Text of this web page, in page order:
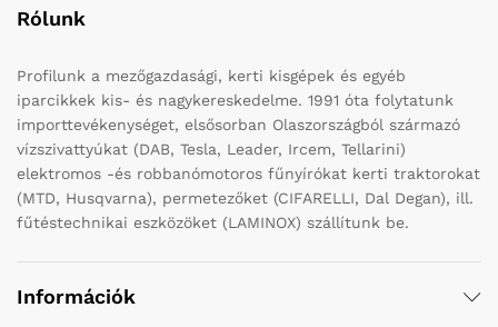
Rólunk
Profilunk a mezőgazdasági, kerti kisgépek és egyéb
iparcikkek kis- és nagykereskedelme. 1991 óta folytatunk
importtevékenységet, elsősorban Olaszországból származó
vízszivattyúkat (DAB, Tesla, Leader, Ircem, Tellarini)
elektromos -és robbanómotoros fűnyírókat kerti traktorokat
(MTD, Husqvarna), permetezőket (CIFARELLI, Dal Degan), ill.
fűtéstechnikai eszközöket (LAMINOX) szállítunk be.
Információk